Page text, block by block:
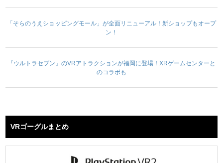
「そらのうえショッピングモール」が全面リニューアル！新ショップもオープ
ン！
『ウルトラセブン』のVRアトラクションが福岡に登場！XRゲームセンターと
のコラボも
VRゴーグルまとめ